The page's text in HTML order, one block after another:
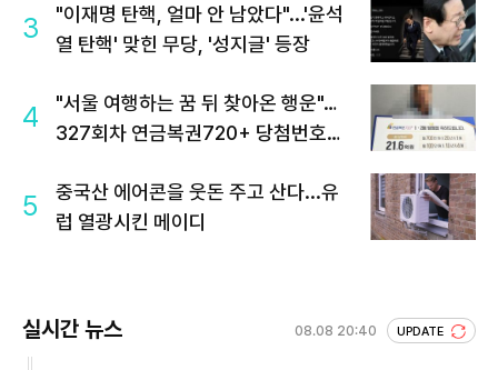
3
"이재명 탄핵, 얼마 안 남았다"...'윤석
열 탄핵' 맞힌 무당, '성지글' 등장
4
"서울 여행하는 꿈 뒤 찾아온 행운"…
327회차 연금복권720+ 당첨번호조
5
중국산 에어콘을 웃돈 주고 산다...유
럽 열광시킨 메이디
실시간 뉴스 08.08 20:40 UPDATE